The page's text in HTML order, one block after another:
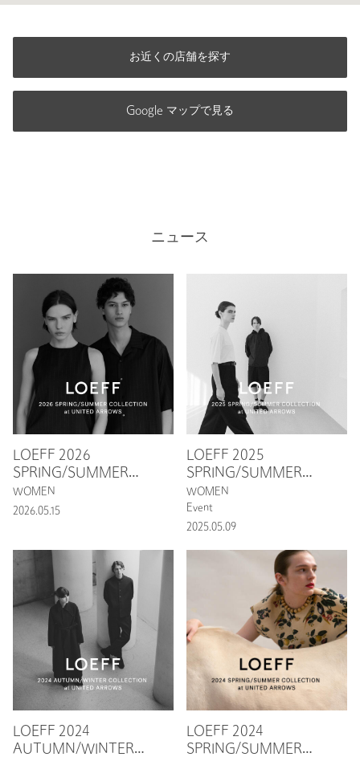
お近くの店舗を探す
Google マップで見る
ニュース
LOEFF 2026
SPRING/SUMMER
COLLECTION POP UP
STORE
WOMEN
2026.05.15
LOEFF 2025
SPRING/SUMMER
COLLECTION
WOMEN
Event
2025.05.09
LOEFF 2024
AUTUMN/WINTER
LOEFF 2024
SPRING/SUMMER